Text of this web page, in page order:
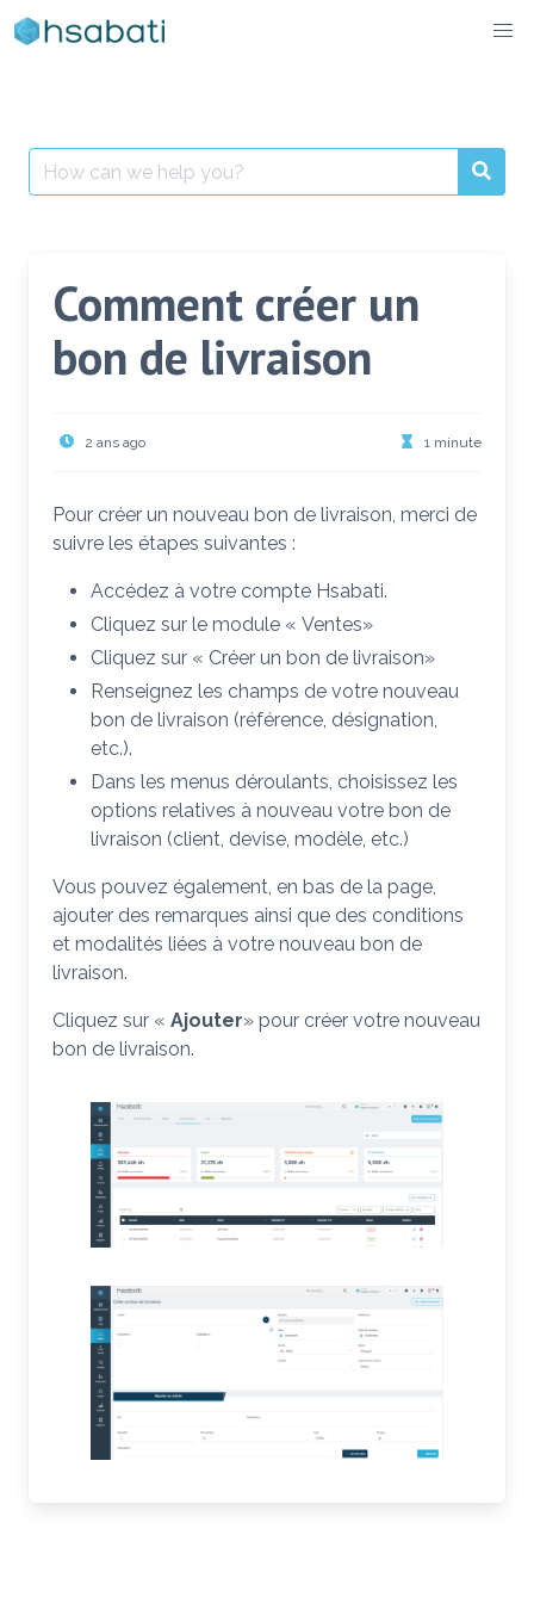
Skip
to
Search
for:
Comment créer un
bon de livraison
2 ans ago 1 minute
Pour créer un nouveau bon de livraison, merci de
suivre les étapes suivantes :
Accédez à votre compte Hsabati.
Cliquez sur le module « Ventes»
Cliquez sur « Créer un bon de livraison»
Renseignez les champs de votre nouveau
bon de livraison (référence, désignation,
etc.).
Dans les menus déroulants, choisissez les
options relatives à nouveau votre bon de
livraison (client, devise, modèle, etc.)
Vous pouvez également, en bas de la page,
ajouter des remarques ainsi que des conditions
et modalités liées à votre nouveau bon de
livraison.
Cliquez sur « Ajouter» pour créer votre nouveau
bon de livraison.